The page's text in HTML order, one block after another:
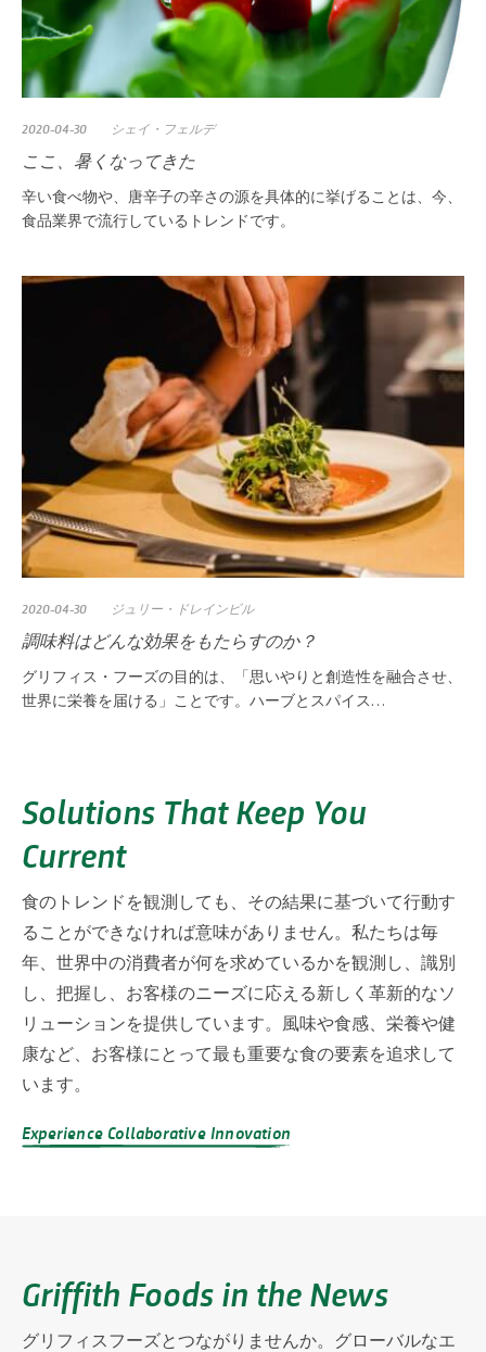
2020-04-30 シェイ・フェルデ
ここ、暑くなってきた
辛い食べ物や、唐辛子の辛さの源を具体的に挙げることは、今、
食品業界で流行しているトレンドです。
2020-04-30 ジュリー・ドレインビル
調味料はどんな効果をもたらすのか？
グリフィス・フーズの目的は、「思いやりと創造性を融合させ、
世界に栄養を届ける」ことです。ハーブとスパイス…
Solutions That Keep You
Current
食のトレンドを観測しても、その結果に基づいて行動す
ることができなければ意味がありません。私たちは毎
年、世界中の消費者が何を求めているかを観測し、識別
し、把握し、お客様のニーズに応える新しく革新的なソ
リューションを提供しています。風味や食感、栄養や健
康など、お客様にとって最も重要な食の要素を追求して
います。
Experience Collaborative Innovation
Griffith Foods in the News
グリフィスフーズとつながりませんか。グローバルなエ